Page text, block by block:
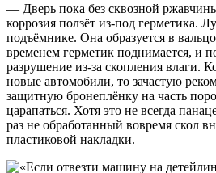
— Дверь пока без сквозной
коррозия ползёт из-под герметика.
подъёмнике. Она образуется в
временем герметик поднимается, и
разрушение из-за скопления влаги.
новые автомобили, то зачастую
защитную бронеплёнку на часть
царапаться. Хотя это не всегда
раз не обработанный вовремя скол
пластиковой накладки.